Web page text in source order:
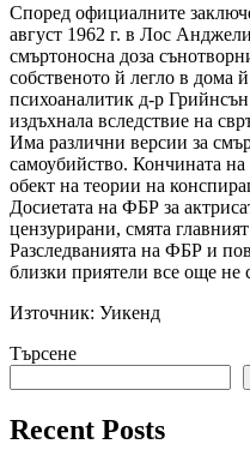
Според официалните
август 1962 г. в Лос
смъртоносна доза
собственото й легло в дома
психоаналитик д-р
издъхнала вследствие на
Има различни версии за
самоубийство. Кончината на
обект на теории на
Досиетата на ФБР за
цензурирани, смята
Разследванията на ФБР и
близки приятели все още не
Източник: Уикенд
Търсене
Recent Posts